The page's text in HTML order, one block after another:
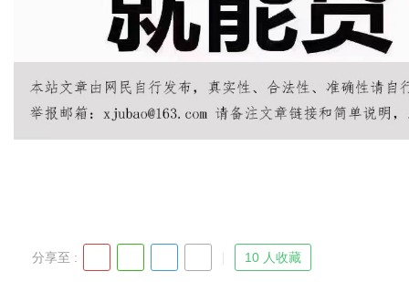
d
分享至 : 10 人收藏